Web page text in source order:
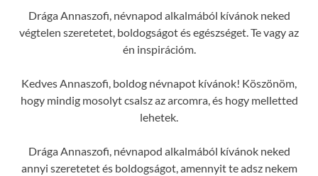
Drága Annaszofi, névnapod alkalmából kívánok neked
végtelen szeretetet, boldogságot és egészséget. Te vagy az
én inspirációm.
Kedves Annaszofi, boldog névnapot kívánok! Köszönöm,
hogy mindig mosolyt csalsz az arcomra, és hogy melletted
lehetek.
Drága Annaszofi, névnapod alkalmából kívánok neked
annyi szeretetet és boldogságot, amennyit te adsz nekem